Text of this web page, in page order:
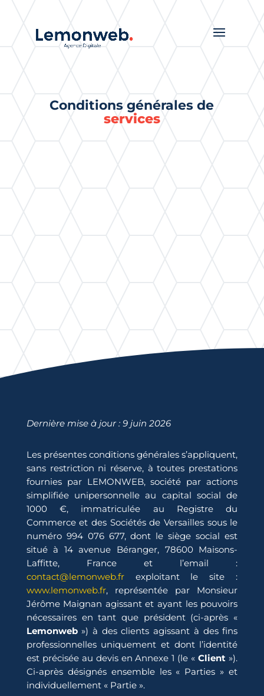
Conditions générales de
services
Dernière mise à jour : 9 juin 2026
Les présentes conditions générales s’appliquent,
sans restriction ni réserve, à toutes prestations
fournies par LEMONWEB, société par actions
simplifiée unipersonnelle au capital social de
1000 €, immatriculée au Registre du
Commerce et des Sociétés de Versailles sous le
numéro 994 076 677, dont le siège social est
situé à 14 avenue Béranger, 78600 Maisons-
Laffitte, France et l’email :
contact@lemonweb.frexploitant le site :
www.lemonweb.fr, représentée par Monsieur
Jérôme Maignan agissant et ayant les pouvoirs
nécessaires en tant que président (ci-après «
Lemonweb») à des clients agissant à des fins
professionnelles uniquement et dont l’identité
est précisée au devis en Annexe 1 (le «Client »).
Ci-après désignés ensemble les « Parties » et
individuellement « Partie ».